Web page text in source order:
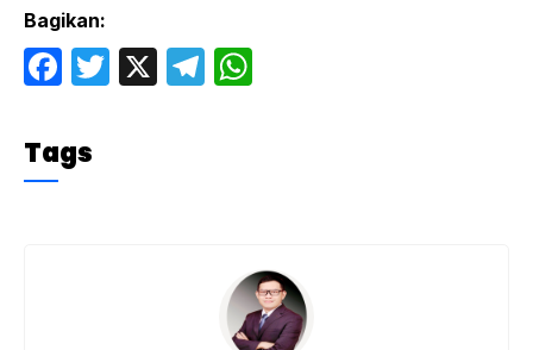
Bagikan:
F
c
e
T
X
T
p
Tags